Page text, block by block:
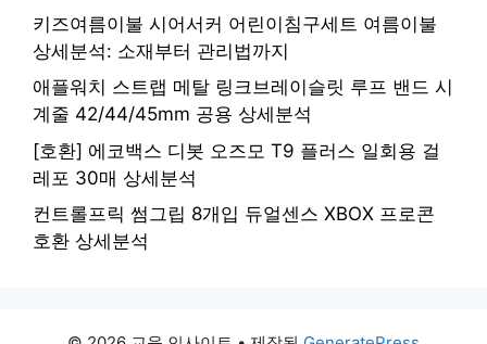
키즈여름이불 시어서커 어린이침구세트 여름이불
상세분석: 소재부터 관리법까지
애플워치 스트랩 메탈 링크브레이슬릿 루프 밴드 시
계줄 42/44/45mm 공용 상세분석
[호환] 에코백스 디봇 오즈모 T9 플러스 일회용 걸
레포 30매 상세분석
컨트롤프릭 썸그립 8개입 듀얼센스 XBOX 프로콘
호환 상세분석